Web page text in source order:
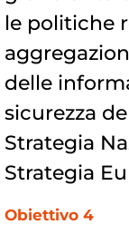
le politiche
delle
sicurezza
Strategia
Strategia
Obiettivo 4